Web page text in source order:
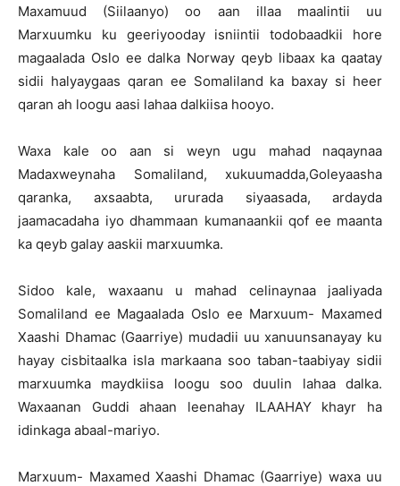
Maxamuud (Siilaanyo) oo aan illaa maalintii uu
Marxuumku ku geeriyooday isniintii todobaadkii hore
magaalada Oslo ee dalka Norway qeyb libaax ka qaatay
sidii halyaygaas qaran ee Somaliland ka baxay si heer
qaran ah loogu aasi lahaa dalkiisa hooyo.
Waxa kale oo aan si weyn ugu mahad naqaynaa
Madaxweynaha Somaliland, xukuumadda,Goleyaasha
qaranka, axsaabta, ururada siyaasada, ardayda
jaamacadaha iyo dhammaan kumanaankii qof ee maanta
ka qeyb galay aaskii marxuumka.
Sidoo kale, waxaanu u mahad celinaynaa jaaliyada
Somaliland ee Magaalada Oslo ee Marxuum- Maxamed
Xaashi Dhamac (Gaarriye) mudadii uu xanuunsanayay ku
hayay cisbitaalka isla markaana soo taban-taabiyay sidii
marxuumka maydkiisa loogu soo duulin lahaa dalka.
Waxaanan Guddi ahaan leenahay ILAAHAY khayr ha
idinkaga abaal-mariyo.
Marxuum- Maxamed Xaashi Dhamac (Gaarriye) waxa uu